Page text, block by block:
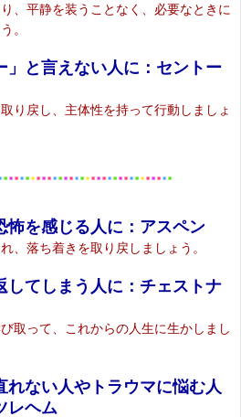
、平静を装うことなく、必要なときに
。
」と言えない人に：セントー
り戻し、主体性を持って行動しましょ
怖を感じる人に：アスペン
、落ち着きを取り戻しましょう。
してしまう人に：チェストナ
取って、これからの人生に生かしまし
れない人やトラウマに悩む人
レヘム